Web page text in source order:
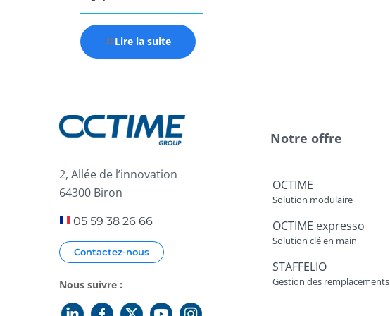
Lire la suite
2, Allée de l’innovation
64300 Biron
05 59 38 26 66
Contactez-nous
Nous suivre :
Notre offre
OCTIME
Solution modulaire
OCTIME expresso
Solution clé en main
STAFFELIO
Gestion des remplacements